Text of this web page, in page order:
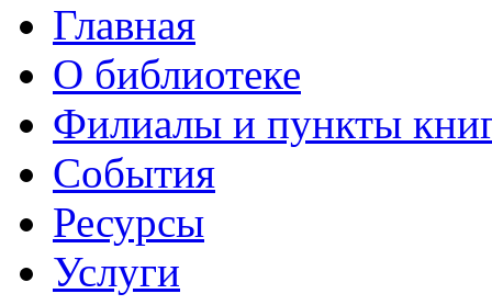
Главная
О библиотеке
Филиалы и пункты
События
Ресурсы
Услуги